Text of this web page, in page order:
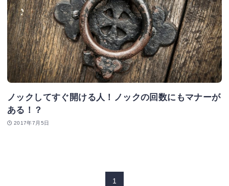
ノックしてすぐ開ける人！ノックの回数にもマナーが
ある！？
2017年7月5日
1